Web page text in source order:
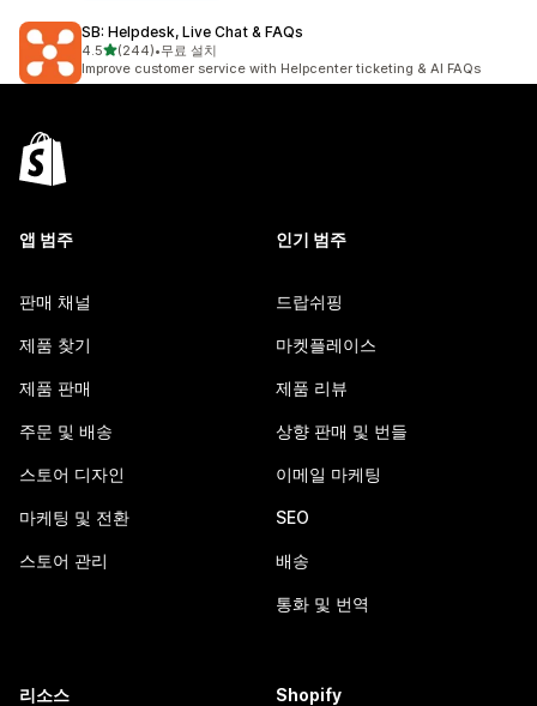
SB: Helpdesk, Live Chat & FAQs
4.5별 5개 중
(244)
총 리뷰 244개
•무료 설치
Improve customer service with Helpcenter ticketing & AI FAQs
앱 범주
판매 채널
제품 찾기
제품 판매
주문 및 배송
스토어 디자인
마케팅 및 전환
스토어 관리
인기 범주
드랍쉬핑
마켓플레이스
제품 리뷰
상향 판매 및 번들
이메일 마케팅
SEO
배송
통화 및 번역
리소스 Shopify